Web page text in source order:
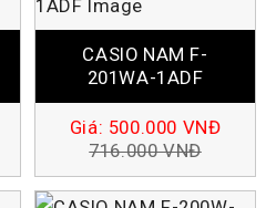
CASIO NAM F-
201WA-1ADF
Giá: 500.000 VNĐ
716.000VNĐ